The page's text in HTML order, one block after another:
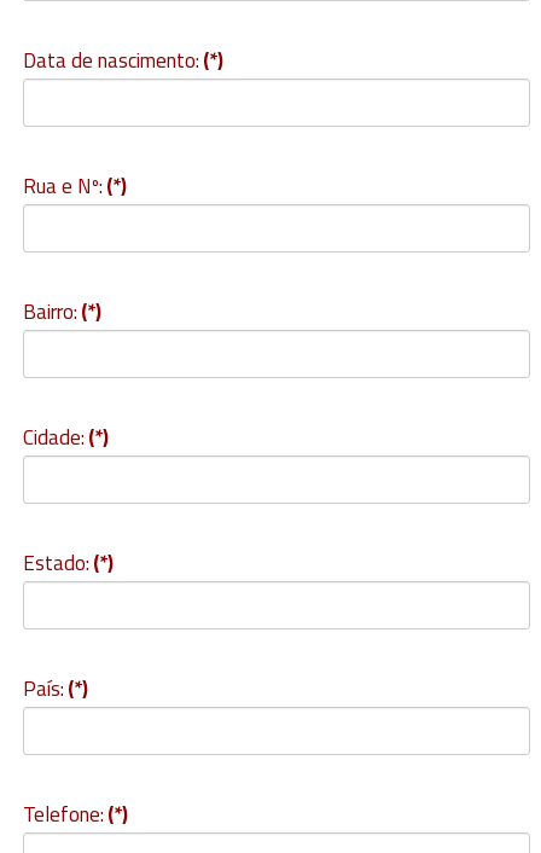
Data de nascimento:(*)
Rua e Nº:(*)
Bairro:(*)
Cidade:(*)
Estado:(*)
País:(*)
Telefone:(*)